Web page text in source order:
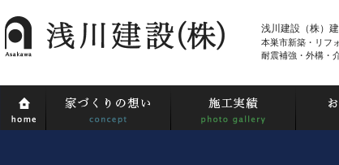
浅川建設（株）
本巣市新築・リフ
耐震補強・外構・